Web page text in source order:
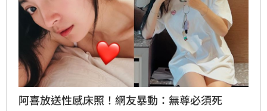
阿喜放送性感床照！網友暴動：無尊必須死